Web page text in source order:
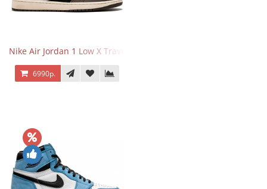
Nike Air Jordan 1 Low X Travis Scott
6990р.